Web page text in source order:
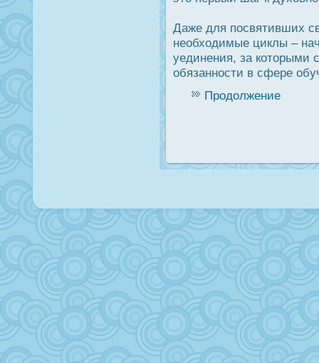
Даже для пοсвятивших
необходимые циклы –
уединения, за которыми
обязаннοсти в сфере
Продолжение